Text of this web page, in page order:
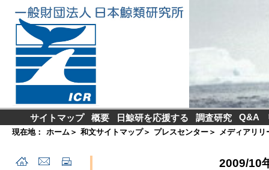
サイトマップ 概要 日鯨研を応援する 調査研究 Q&A
現在地： ホーム ＞ 和文サイトマップ＞ プレスセンター ＞ メディアリリ
2009/10